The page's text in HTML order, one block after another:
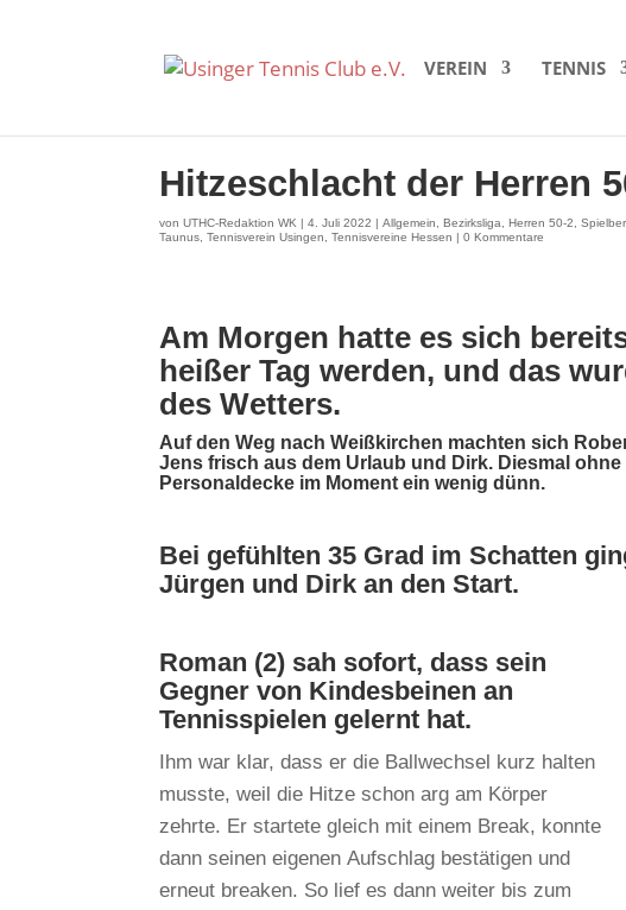
VEREIN TENNIS
Hitzeschlacht der Herren
vonUTHC-Redaktion WK |4. Juli 2022 |Allgemein ,Bezirksliga ,Herren 50-2 ,
Taunus ,Tennisverein Usingen ,Tennisvereine Hessen |0 Kommentare
Am Morgen hatte es sich
heißer Tag werden, und das
des Wetters.
Auf den Weg nach Weißkirchen machten sich
Jens frisch aus dem Urlaub und Dirk. Diesmal
Personaldecke im Moment ein wenig dünn.
Bei gefühlten 35 Grad im Schatten
Jürgen und Dirk an den Start.
Roman (2) sah sofort, dass sein
Gegner von Kindesbeinen an
Tennisspielen gelernt hat.
Ihm war klar, dass er die Ballwechsel kurz halten
musste, weil die Hitze schon arg am Körper
zehrte. Er startete gleich mit einem Break, konnte
dann seinen eigenen Aufschlag bestätigen und
erneut breaken. So lief es dann weiter bis zum